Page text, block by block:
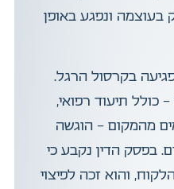
בעוצמה ונפגע באופן
בקרסול הרגל.
כולל תיעוד רפואי,
מהמקום – הוגשה
בפסק הדין נקבע כי
והוא זכה לפיצוי